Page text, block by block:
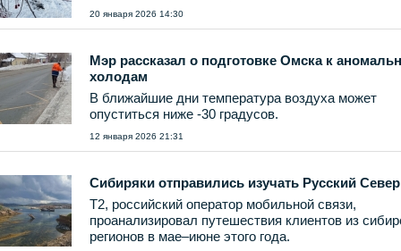
20 января 2026 14:30
Мэр рассказал о подготовке Омска к
холодам
В ближайшие дни температура воздуха может
опуститься ниже -30 градусов.
12 января 2026 21:31
Сибиряки отправились изучать Русский Север
T2, российский оператор мобильной связи,
проанализировал путешествия клиентов из
регионов в мае–июне этого года.